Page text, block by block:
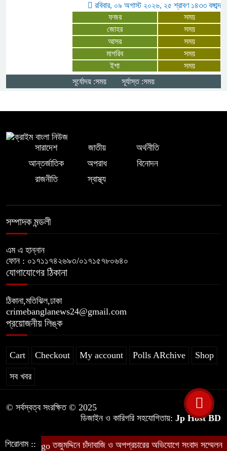
বর্ণাঢ্য আয়োজনে “বাংলার জনপদ” এর
দ্বিতীয় বর্ষে পদার্পণ উদযাপন
৪ আগস্টের হামলার স্মৃতিচারণ করে
আবেগঘন বক্তব্য ছাত্রলীগ নেতা শাফায়েত
রবিবার, ০৯ অগাস্ট ২০২৬, ২৫ শ্রাবণ ১৪৩৩ বঙ্গাব্দ
ফজর
সময়
জোহর
সময়
আসর
সময়
মাগরিব
সময়
ইশা
সময়
সূর্যোদয় :সময়
সূর্যাস্ত :সময়
সারাদেশ জাতীয়
অর্থনীতি
আন্তর্জাতিক
অপরাধ
বিনোদন
রাজনীতি
স্বাস্থ্য
সম্পাদক মন্ডলী
এম এ হান্নান
ফোন : ০১৭১১৭৪২৬৯৩/০১৭১৫৭৮০৬৪০
যোগাযোগের ঠিকানা
ঠিকানা,মতিঝিল,ঢাকা
crimebanglanews24@gmail.com
প্রয়োজনীয় লিঙ্ক
Cart Checkout My account Polls ARchive Shop
সব খবর
© সর্বস্বত্ব সংরক্ষিত © 2025
ডিজাইন ও কারিগরি সহযোগিতায়: Jp Host BD
শিরোনাম :: তজুমদ্দিনে চাঁদাবাজি ও অপপ্রচারের অভিযোগে সংবাদ সম্মেলন